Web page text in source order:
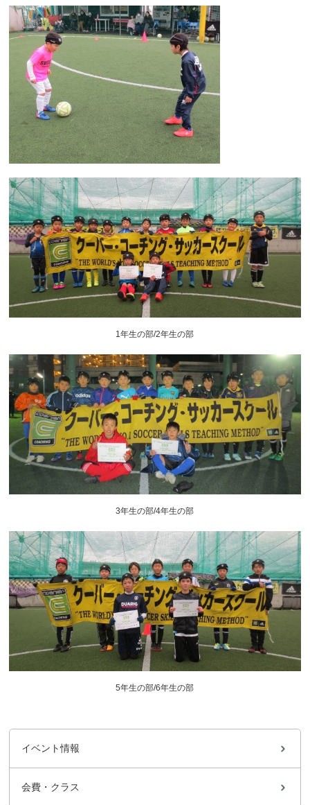
1年生の部/2年生の部
3年生の部/4年生の部
5年生の部/6年生の部
イベント情報
会費・クラス